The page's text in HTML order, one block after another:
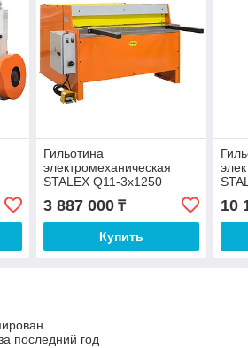
Гильотина
электромеханическая
STALEX Q11-3x1250
3 887 000₸
Купить
10
последний год